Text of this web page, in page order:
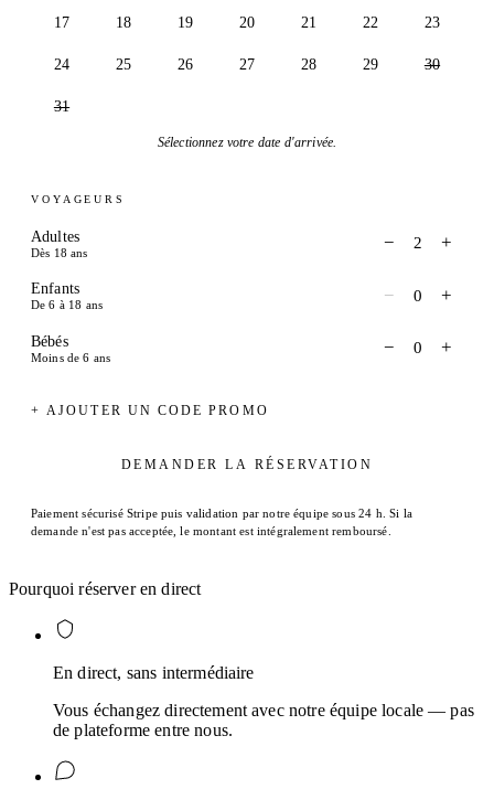
17 18 19 20 21 22 23
24 25 26 27 28 29 30
31
Sélectionnez votre date d'arrivée.
VOYAGEURS
Adultes
Dès 18 ans − 2 +
Enfants
De 6 à 18 ans − 0 +
Bébés
Moins de 6 ans − 0 +
+ AJOUTER UN CODE PROMO
DEMANDER LA RÉSERVATION
Paiement sécurisé Stripe puis validation par notre équipe sous 24 h. Si la
demande n'est pas acceptée, le montant est intégralement remboursé.
Pourquoi réserver en direct
En direct, sans intermédiaire
Vous échangez directement avec notre équipe locale — pas
de plateforme entre nous.